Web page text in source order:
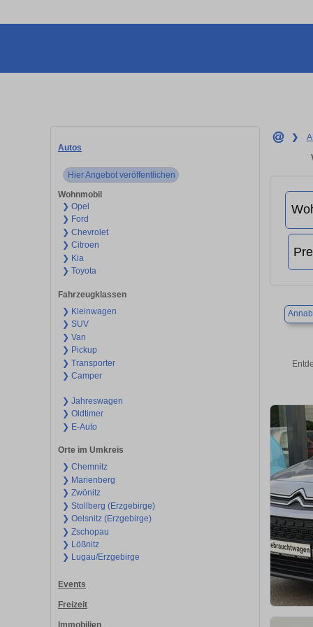
Autos
Hier Angebot veröffentlichen
Wohnmobil
❯ Opel
❯ Ford
❯ Chevrolet
❯ Citroen
❯ Kia
❯ Toyota
Fahrzeugklassen
❯ Kleinwagen
❯ SUV
❯ Van
❯ Pickup
❯ Transporter
❯ Camper
❯ Jahreswagen
❯ Oldtimer
❯ E-Auto
Orte im Umkreis
❯ Chemnitz
❯ Marienberg
❯ Zwönitz
❯ Stollberg (Erzgebirge)
❯ Oelsnitz (Erzgebirge)
❯ Zschopau
❯ Lößnitz
❯ Lugau/Erzgebirge
Events
Freizeit
Immobilien
❯